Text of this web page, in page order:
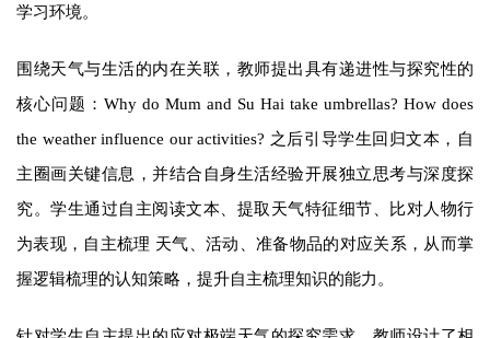
学习环境。
围绕天气与生活的内在关联，教师提出具有递进性与探究性的
核心问题：Why do Mum and Su Hai take umbrellas? How does
the weather influence our activities? 之后引导学生回归文本，自
主圈画关键信息，并结合自身生活经验开展独立思考与深度探
究。学生通过自主阅读文本、提取天气特征细节、比对人物行
为表现，自主梳理 天气、活动、准备物品的对应关系，从而掌
握逻辑梳理的认知策略，提升自主梳理知识的能力。